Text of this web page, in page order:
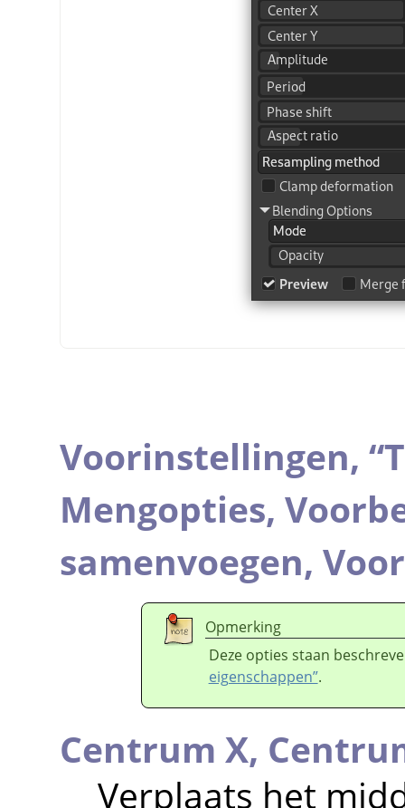
Voorinstellingen, “
Mengopties,
samenvoegen,
Opmerking
Deze opties staan
eigenschappen”.
Centrum X,
Verplaats het